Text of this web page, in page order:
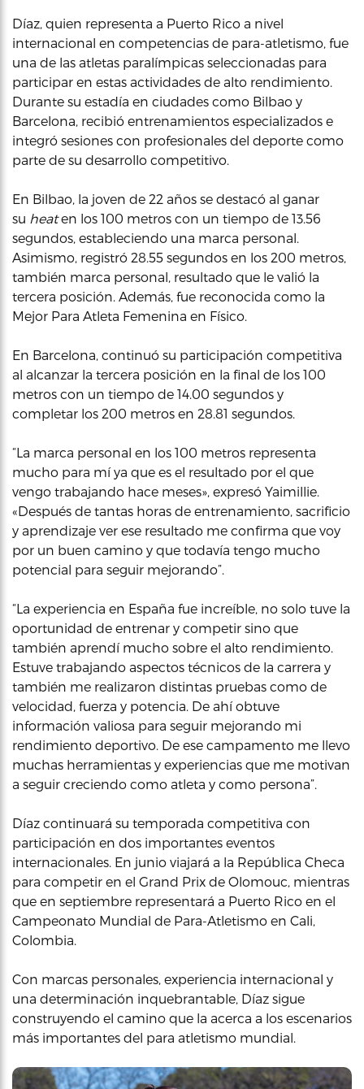
Díaz, quien representa a Puerto Rico a nivel
internacional en competencias de para-atletismo, fue
una de las atletas paralímpicas seleccionadas para
participar en estas actividades de alto rendimiento.
Durante su estadía en ciudades como Bilbao y
Barcelona, recibió entrenamientos especializados e
integró sesiones con profesionales del deporte como
parte de su desarrollo competitivo.
En Bilbao, la joven de 22 años se destacó al ganar
su heaten los 100 metros con un tiempo de 13.56
segundos, estableciendo una marca personal.
Asimismo, registró 28.55 segundos en los 200 metros,
también marca personal, resultado que le valió la
tercera posición. Además, fue reconocida como la
Mejor Para Atleta Femenina en Físico.
En Barcelona, continuó su participación competitiva
al alcanzar la tercera posición en la final de los 100
metros con un tiempo de 14.00 segundos y
completar los 200 metros en 28.81 segundos.
“La marca personal en los 100 metros representa
mucho para mí ya que es el resultado por el que
vengo trabajando hace meses», expresó Yaimillie.
«Después de tantas horas de entrenamiento, sacrificio
y aprendizaje ver ese resultado me confirma que voy
por un buen camino y que todavía tengo mucho
potencial para seguir mejorando”.
“La experiencia en España fue increíble, no solo tuve la
oportunidad de entrenar y competir sino que
también aprendí mucho sobre el alto rendimiento.
Estuve trabajando aspectos técnicos de la carrera y
también me realizaron distintas pruebas como de
velocidad, fuerza y potencia. De ahí obtuve
información valiosa para seguir mejorando mi
rendimiento deportivo. De ese campamento me llevo
muchas herramientas y experiencias que me motivan
a seguir creciendo como atleta y como persona”.
Díaz continuará su temporada competitiva con
participación en dos importantes eventos
internacionales. En junio viajará a la República Checa
para competir en el Grand Prix de Olomouc, mientras
que en septiembre representará a Puerto Rico en el
Campeonato Mundial de Para-Atletismo en Cali,
Colombia.
Con marcas personales, experiencia internacional y
una determinación inquebrantable, Díaz sigue
construyendo el camino que la acerca a los escenarios
más importantes del para atletismo mundial.